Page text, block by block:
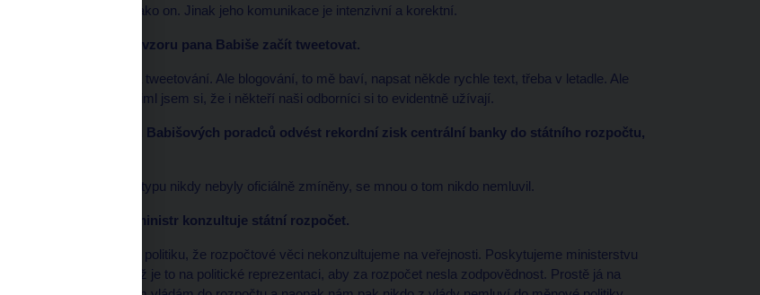
jsem podobně založen jako on. Jinak jeho komunikace je intenzivní a korektní.
HN: Ještě můžete po vzoru pana Babiše začít tweetovat.
To ne. Já si netroufnu na tweetování. Ale blogování, to mě baví, napsat někde rychle text, třeba v letadle. Ale
nejsem jediný bloger, všiml jsem si, že i někteří naši odborníci si to evidentně užívají.
HN: Co říkáte záměru Babišových poradců odvést rekordní zisk centrální banky do státního rozpočtu,
Všechny nápady tohoto typu nikdy nebyly oficiálně zmíněny, se mnou o tom nikdo nemluvil.
HN: Jistě s vámi ale ministr konzultuje státní rozpočet.
My máme už léta danou politiku, že rozpočtové věci nekonzultujeme na veřejnosti. Poskytujeme ministerstvu
odborné názory. A pak už je to na politické reprezentaci, aby za rozpočet nesla zodpovědnost. Prostě já na